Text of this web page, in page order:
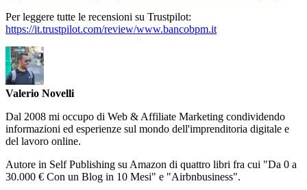
Per leggere tutte le recensioni su Trustpilot:
https://it.trustpilot.com/review/www.bancobpm.it
Valerio Novelli
Dal 2008 mi occupo di Web & Affiliate Marketing condividendo
informazioni ed esperienze sul mondo dell'imprenditoria digitale e
del lavoro online.
Autore in Self Publishing su Amazon di quattro libri fra cui "Da 0 a
30.000 € Con un Blog in 10 Mesi" e "Airbnbusiness".